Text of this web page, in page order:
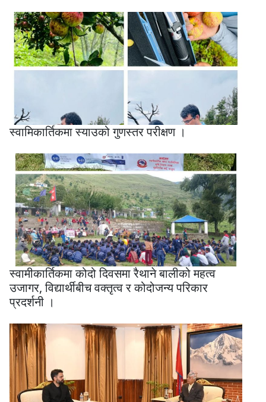
स्वामिकार्तिकमा स्याउको गुणस्तर परीक्षण ।
स्वामीकार्तिकमा कोदो दिवसमा रैथाने बालीको महत्व
उजागर, विद्यार्थीबीच वक्तृत्व र कोदोजन्य परिकार
प्रदर्शनी ।